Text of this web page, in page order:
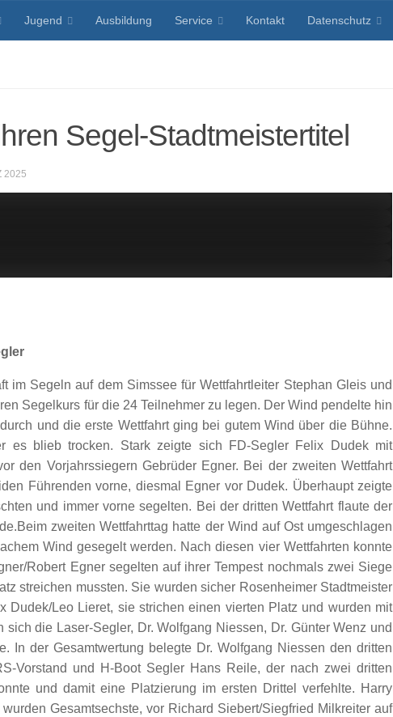
Jugend Ausbildung Service Kontakt Datenschutz
Segel-Stadtmeistertitel
2025
im Segeln auf dem Simssee für Wettfahrtleiter Stephan Gleis und
Segelkurs für die 24 Teilnehmer zu legen. Der Wind pendelte hin
und die erste Wettfahrt ging bei gutem Wind über die Bühne.
es blieb trocken. Stark zeigte sich FD-Segler Felix Dudek mit
den Vorjahrssiegern Gebrüder Egner. Bei der zweiten Wettfahrt
Führenden vorne, diesmal Egner vor Dudek. Überhaupt zeigte
und immer vorne segelten. Bei der dritten Wettfahrt flaute der
zweiten Wettfahrttag hatte der Wind auf Ost umgeschlagen
Wind gesegelt werden. Nach diesen vier Wettfahrten konnte
Robert Egner segelten auf ihrer Tempest nochmals zwei Siege
streichen mussten. Sie wurden sicher Rosenheimer Stadtmeister
Leo Lieret, sie strichen einen vierten Platz und wurden mit
die Laser-Segler, Dr. Wolfgang Niessen, Dr. Günter Wenz und
In der Gesamtwertung belegte Dr. Wolfgang Niessen den dritten
Vorstand und H-Boot Segler Hans Reile, der nach zwei dritten
und damit eine Platzierung im ersten Drittel verfehlte. Harry
Gesamtsechste, vor Richard Siebert/Siegfried Milkreiter auf